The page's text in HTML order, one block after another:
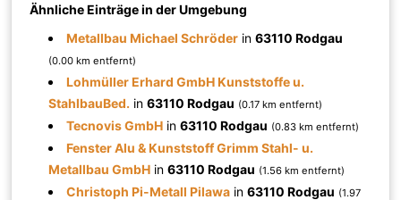
Ähnliche Einträge in der Umgebung
Metallbau Michael Schröder in63110 Rodgau
(0.00 km entfernt)
Lohmüller Erhard GmbH Kunststoffe u.
StahlbauBed. in63110 Rodgau (0.17 km entfernt)
Tecnovis GmbH in63110 Rodgau (0.83 km entfernt)
Fenster Alu & Kunststoff Grimm Stahl- u.
Metallbau GmbH in63110 Rodgau (1.56 km entfernt)
Christoph Pi-Metall Pilawa in63110 Rodgau (1.97